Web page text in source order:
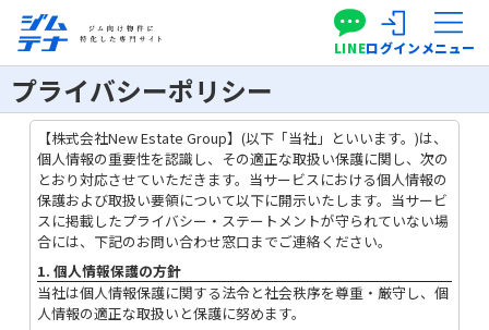
LINEログインメニュー
プライバシーポリシー
【株式会社New Estate Group】(以下「当社」といいます。)は、
個人情報の重要性を認識し、その適正な取扱い保護に関し、次の
とおり対応させていただきます。当サービスにおける個人情報の
保護および取扱い要領について以下に開示いたします。当サービ
スに掲載したプライバシー・ステートメントが守られていない場
合には、下記のお問い合わせ窓口までご連絡ください。
1. 個人情報保護の方針
当社は個人情報保護に関する法令と社会秩序を尊重・厳守し、個
人情報の適正な取扱いと保護に努めます。